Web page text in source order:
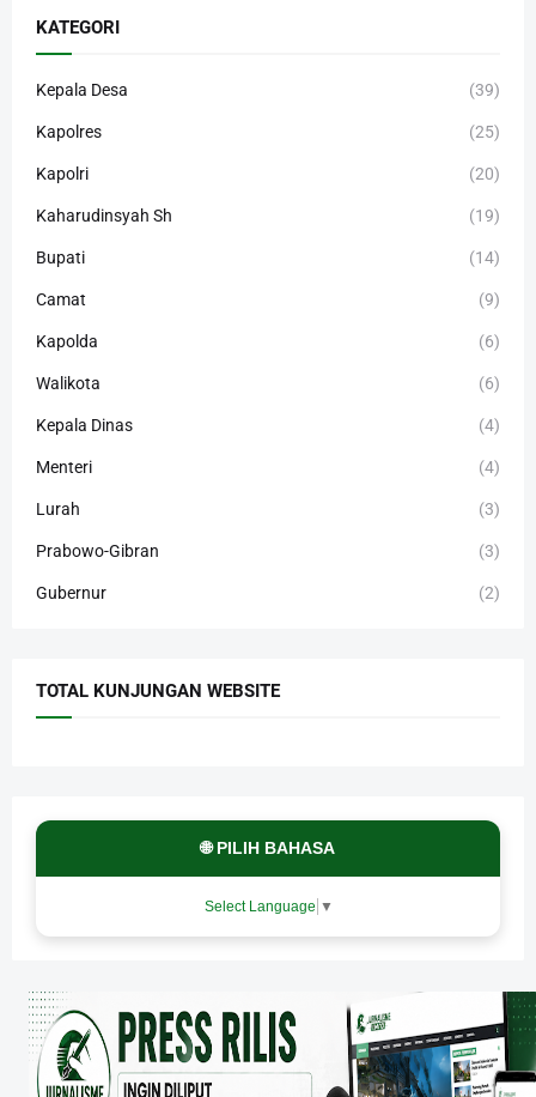
KATEGORI
Kepala Desa (39)
Kapolres (25)
Kapolri (20)
Kaharudinsyah Sh (19)
Bupati (14)
Camat (9)
Kapolda (6)
Walikota (6)
Kepala Dinas (4)
Menteri (4)
Lurah (3)
Prabowo-Gibran (3)
Gubernur (2)
TOTAL KUNJUNGAN WEBSITE
🌐 PILIH BAHASA
Select Language ▼